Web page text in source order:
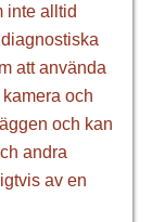
inte alltid
att använda
och
och kan
andra
av en